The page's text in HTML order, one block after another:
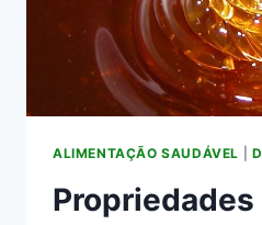
ALIMENTAÇÃO SAUDÁVEL
Propriedades